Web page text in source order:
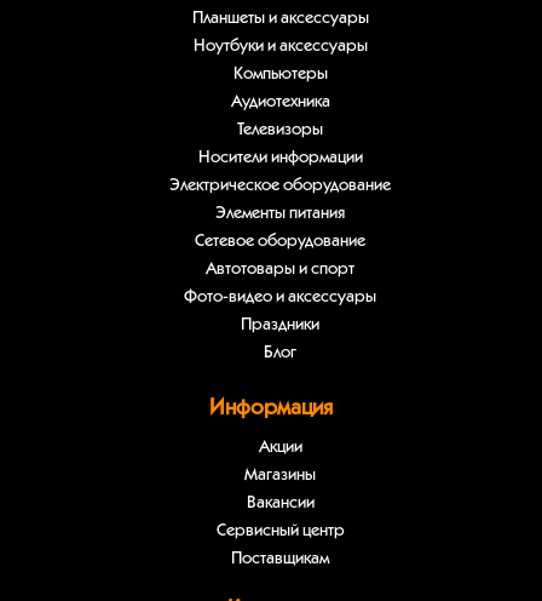
Планшеты и аксессуары
Ноутбуки и аксессуары
Компьютеры
Аудиотехника
Телевизоры
Носители информации
Электрическое оборудование
Элементы питания
Сетевое оборудование
Автотовары и спорт
Фото-видео и аксессуары
Праздники
Блог
Информация
Акции
Магазины
Вакансии
Сервисный центр
Поставщикам